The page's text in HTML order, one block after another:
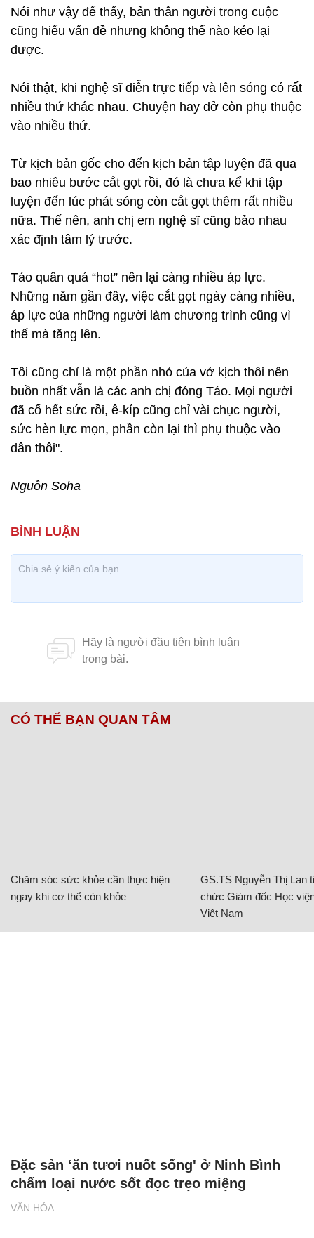
Nói như vậy để thấy, bản thân người trong cuộc
cũng hiểu vấn đề nhưng không thể nào kéo lại
được.
Nói thật, khi nghệ sĩ diễn trực tiếp và lên sóng có rất
nhiều thứ khác nhau. Chuyện hay dở còn phụ thuộc
vào nhiều thứ.
Từ kịch bản gốc cho đến kịch bản tập luyện đã qua
bao nhiêu bước cắt gọt rồi, đó là chưa kể khi tập
luyện đến lúc phát sóng còn cắt gọt thêm rất nhiều
nữa. Thế nên, anh chị em nghệ sĩ cũng bảo nhau
xác định tâm lý trước.
Táo quân quá “hot” nên lại càng nhiều áp lực.
Những năm gần đây, việc cắt gọt ngày càng nhiều,
áp lực của những người làm chương trình cũng vì
thế mà tăng lên.
Tôi cũng chỉ là một phần nhỏ của vở kịch thôi nên
buồn nhất vẫn là các anh chị đóng Táo. Mọi người
đã cố hết sức rồi, ê-kíp cũng chỉ vài chục người,
sức hèn lực mọn, phần còn lại thì phụ thuộc vào
dân thôi".
Nguồn Soha
CÓ THỂ BẠN QUAN TÂM
Chăm sóc sức khỏe cần thực hiện
ngay khi cơ thể còn khỏe
GS.TS Nguyễn Thị Lan
chức Giám đốc Học
Việt Nam
VĂN HÓA
Đặc sản ‘ăn tươi nuốt sống' ở Ninh Bình
chấm loại nước sốt đọc trẹo miệng